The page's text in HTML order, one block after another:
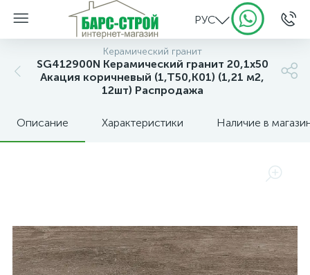
РУС
Керамический гранит
SG412900N Керамический гранит 20,1х50
Акация коричневый (1,Т50,К01) (1,21 м2,
12шт) Распродажа
Описание Характеристики Наличие в